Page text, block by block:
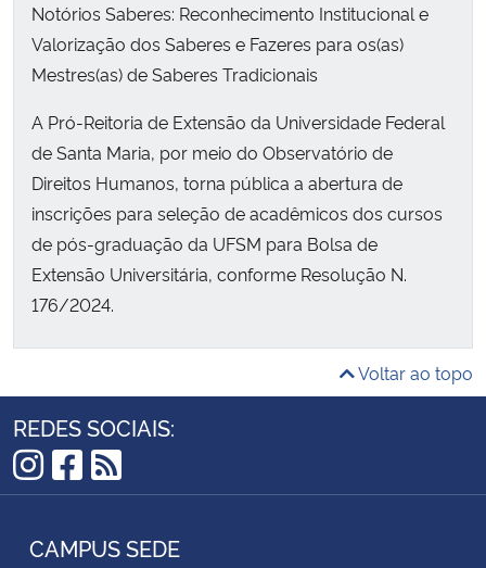
Notórios Saberes: Reconhecimento Institucional e
Valorização dos Saberes e Fazeres para os(as)
Mestres(as) de Saberes Tradicionais
A Pró-Reitoria de Extensão da Universidade Federal
de Santa Maria, por meio do Observatório de
Direitos Humanos, torna pública a abertura de
inscrições para seleção de acadêmicos dos cursos
de pós-graduação da UFSM para Bolsa de
Extensão Universitária, conforme Resolução N.
176/2024.
Voltar ao topo
REDES SOCIAIS:
Instagram
Facebook
RSS
CAMPUS SEDE